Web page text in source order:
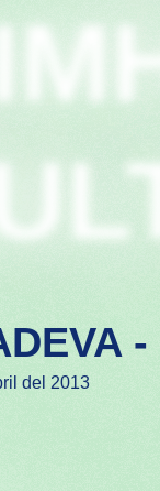
del 2013